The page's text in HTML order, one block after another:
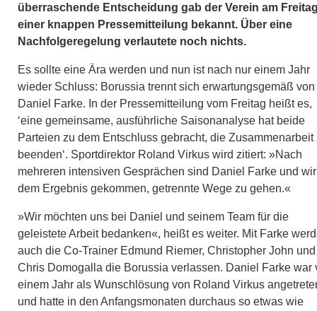
überraschende Entscheidung gab der Verein am
einer knappen Pressemitteilung bekannt. Über eine
Nachfolgeregelung verlautete noch nichts.
Es sollte eine Ära werden und nun ist nach nur einem Jahr
wieder Schluss: Borussia trennt sich erwartungsgemäß von
Daniel Farke. In der Pressemitteilung vom Freitag heißt es,
‘eine gemeinsame, ausführliche Saisonanalyse hat beide
Parteien zu dem Entschluss gebracht, die Zusammenarbeit
beenden‘. Sportdirektor Roland Virkus wird zitiert: »Nach
mehreren intensiven Gesprächen sind Daniel Farke und
dem Ergebnis gekommen, getrennte Wege zu gehen.«
»Wir möchten uns bei Daniel und seinem Team für die
geleistete Arbeit bedanken«, heißt es weiter. Mit Farke
auch die Co-Trainer Edmund Riemer, Christopher John und
Chris Domogalla die Borussia verlassen. Daniel Farke war
einem Jahr als Wunschlösung von Roland Virkus
und hatte in den Anfangsmonaten durchaus so etwas wie